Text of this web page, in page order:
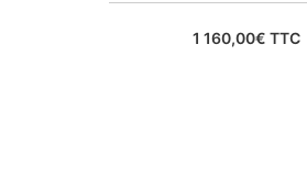
1 160,00€ TTC